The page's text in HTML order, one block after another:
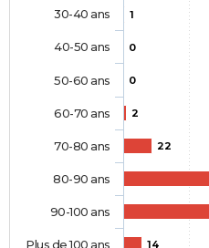
1
0
0
2
22
14
30-40 ans
40-50 ans
50-60 ans
60-70 ans
70-80 ans
80-90 ans
90-100 ans
Plus de 100 ans